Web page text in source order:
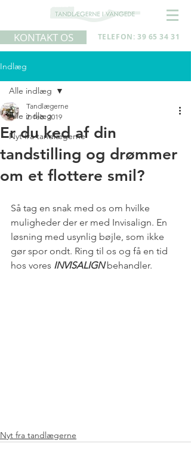
KONTAKT OS TELEFON: 39 65 34 31
Indlæg
Alle indlæg
Nyt fra tandlægerne
Alle indlæg
Er du ked af din
tandstilling og drømmer
om et flottere smil?
Tandlægerne
2. feb. 2019
Så tag en snak med os om hvilke
muligheder der er med Invisalign. En
løsning med usynlig bøjle, som ikke
gør spor ondt. Ring til os og få en tid
hos vores INVISALIGN behandler.
Nyt fra tandlægerne